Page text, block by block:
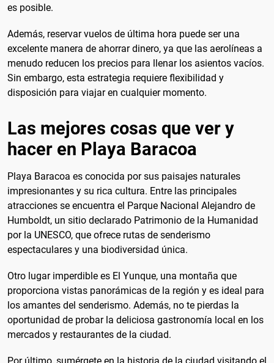
es posible.
Además, reservar vuelos de última hora puede ser una
excelente manera de ahorrar dinero, ya que las aerolíneas a
menudo reducen los precios para llenar los asientos vacíos.
Sin embargo, esta estrategia requiere flexibilidad y
disposición para viajar en cualquier momento.
Las mejores cosas que ver y
hacer en Playa Baracoa
Playa Baracoa es conocida por sus paisajes naturales
impresionantes y su rica cultura. Entre las principales
atracciones se encuentra el Parque Nacional Alejandro de
Humboldt, un sitio declarado Patrimonio de la Humanidad
por la UNESCO, que ofrece rutas de senderismo
espectaculares y una biodiversidad única.
Otro lugar imperdible es El Yunque, una montaña que
proporciona vistas panorámicas de la región y es ideal para
los amantes del senderismo. Además, no te pierdas la
oportunidad de probar la deliciosa gastronomía local en los
mercados y restaurantes de la ciudad.